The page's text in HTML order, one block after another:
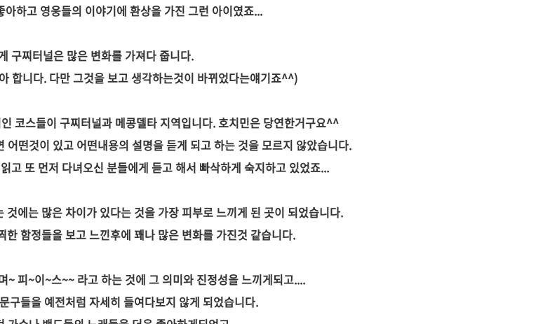
아하고 영웅들의 이야기에 환상을 가진 그런 아이였죠...
구찌터널은 많은 변화를 가져다 줍니다.
합니다. 다만 그것을 보고 생각하는것이 바뀌었다는얘기죠^^)
코스들이 구찌터널과 메콩델타 지역입니다. 호치민은 당연한거구요^^
어떤것이 있고 어떤내용의 설명을 듣게 되고 하는 것을 모르지 않았습니다.
고 또 먼저 다녀오신 분들에게 듣고 해서 빠삭하게 숙지하고 있었죠...
에는 많은 차이가 있다는 것을 가장 피부로 느끼게 된 곳이 되었습니다.
한 함정들을 보고 느낀후에 꽤나 많은 변화를 가진것 같습니다.
~ 피~이~스~~ 라고 하는 것에 그 의미와 진정성을 느끼게되고....
구들을 예전처럼 자세히 들여다보지 않게 되었습니다.